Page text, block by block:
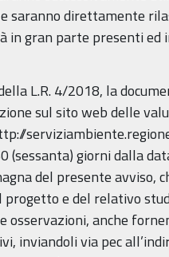
saranno direttamente
in gran parte presenti ed
L.R. 4/2018, la
sul sito web delle
(sessanta) giorni dalla
del presente avviso,
progetto e del relativo
osservazioni, anche
inviandoli via pec